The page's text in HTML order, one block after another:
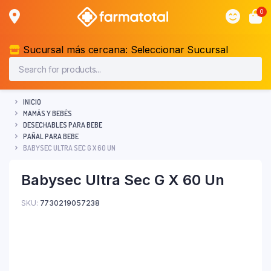
0
Sucursal más cercana: Seleccionar Sucursal
INICIO
MAMÁS Y BEBÉS
DESECHABLES PARA BEBE
PAÑAL PARA BEBE
BABYSEC ULTRA SEC G X 60 UN
Babysec Ultra Sec G X 60 Un
SKU: 7730219057238